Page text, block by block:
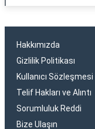
Hakkımızda
Gizlilik Politikası
Kullanıcı Sözleşmesi
Telif Hakları ve Alıntı
Sorumluluk Reddi
Bize Ulaşın